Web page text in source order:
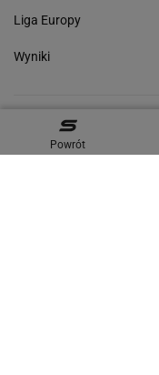
Powrót
Liga Europy
Wyniki
Gazeta.pl